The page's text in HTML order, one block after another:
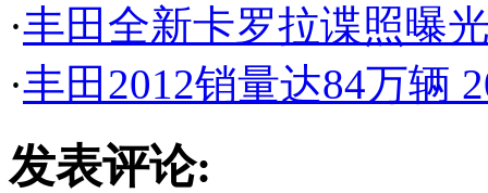
·丰田全新卡罗拉谍照曝
·丰田2012销量达84万辆
发表评论: